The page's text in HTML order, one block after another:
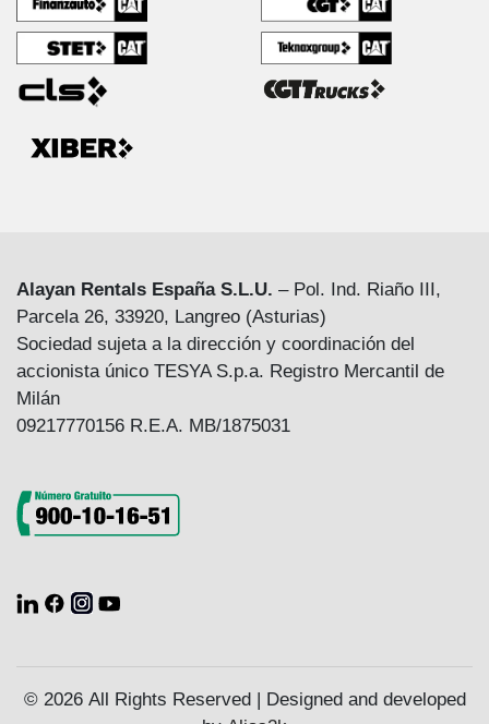
Alayan Rentals España S.L.U. – Pol. Ind. Riaño III,
Parcela 26, 33920, Langreo (Asturias)
Sociedad sujeta a la dirección y coordinación del
accionista único TESYA S.p.a. Registro Mercantil de
Milán
09217770156 R.E.A. MB/1875031
© 2026 All Rights Reserved | Designed and developed